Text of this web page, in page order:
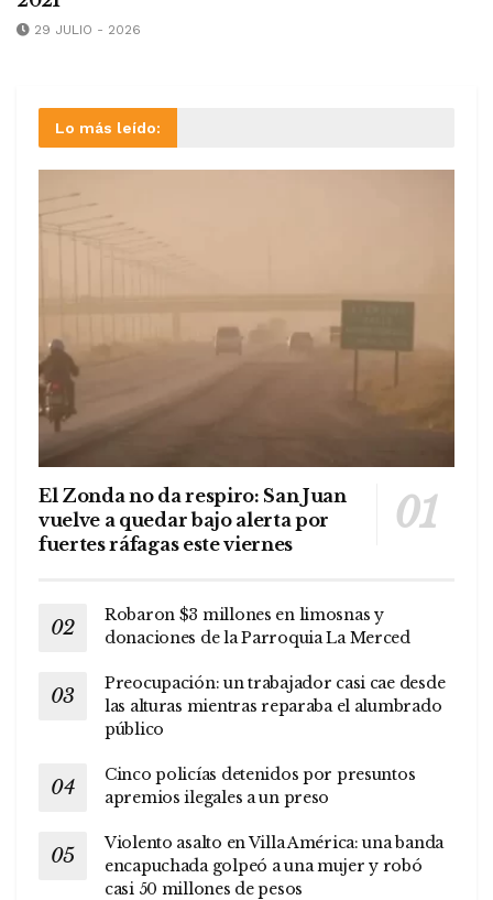
29 JULIO - 2026
Lo más leído:
El Zonda no da respiro: San Juan
vuelve a quedar bajo alerta por
fuertes ráfagas este viernes
Robaron $3 millones en limosnas y
donaciones de la Parroquia La Merced
Preocupación: un trabajador casi cae desde
las alturas mientras reparaba el alumbrado
público
Cinco policías detenidos por presuntos
apremios ilegales a un preso
Violento asalto en Villa América: una banda
encapuchada golpeó a una mujer y robó
casi 50 millones de pesos